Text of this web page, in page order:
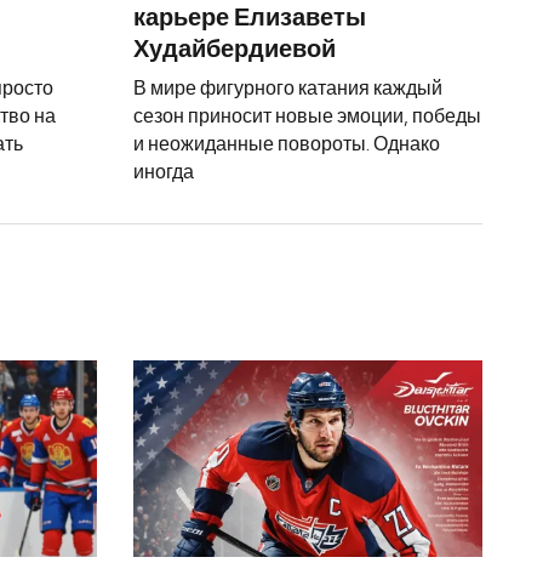
на
карьере Елизаветы
Худайбердиевой
В мире фигурного катания каждый
сезон приносит новые эмоции, победы
и неожиданные повороты. Однако
иногда
Ларионова, «Динамо» продолжит падение. Экспресс на КХЛ
Вашингтон — Флорида: захватывающий матч с